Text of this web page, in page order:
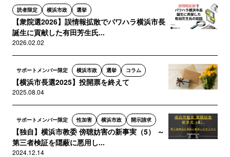
読者限定 横浜市政 選挙
【衆院選2026】誤情報拡散でパワハラ横浜市長
誕生に貢献した有田芳生氏...
2026.02.02
サポートメンバー限定 横浜市政 選挙 コラム
【横浜市長選2025】投開票を終えて
2025.08.04
サポートメンバー限定 性加害 横浜市政 開示請求
【独自】横浜市教委 傍聴妨害の新事実（5） ～
第三者検証を隠蔽に悪用し...
2024.12.14